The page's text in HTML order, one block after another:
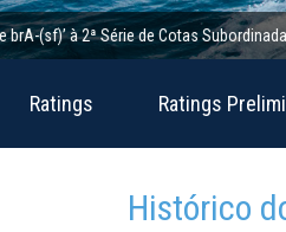
2ª Série de Cotas Subordinadas
Ratings Ratings
Histórico